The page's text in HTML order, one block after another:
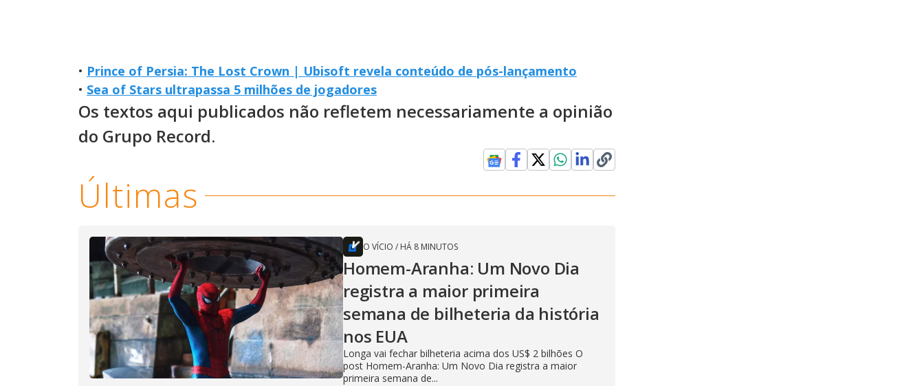
• Prince of Persia: The Lost Crown | Ubisoft revela conteúdo de pós-lançamento
• Sea of Stars ultrapassa 5 milhões de jogadores
Os textos aqui publicados não refletem necessariamente a opinião
do Grupo Record.
Últimas
O VÍCIO / HÁ 8 MINUTOS
Homem-Aranha: Um Novo Dia
registra a maior primeira
semana de bilheteria da história
nos EUA
Longa vai fechar bilheteria acima dos US$ 2 bilhões O
post Homem-Aranha: Um Novo Dia registra a maior
primeira semana de...